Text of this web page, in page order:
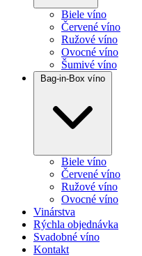
Biele víno
Červené víno
Ružové víno
Ovocné víno
Šumivé víno
Bag-in-Box víno
Biele víno
Červené víno
Ružové víno
Ovocné víno
Vinárstva
Rýchla objednávka
Svadobné víno
Kontakt